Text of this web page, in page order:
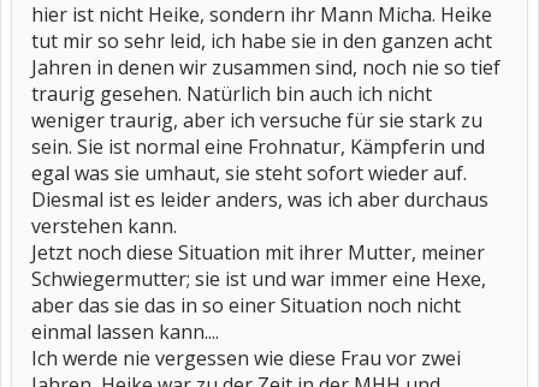
hier ist nicht Heike, sondern ihr Mann Micha. Heike
tut mir so sehr leid, ich habe sie in den ganzen acht
Jahren in denen wir zusammen sind, noch nie so tief
traurig gesehen. Natürlich bin auch ich nicht
weniger traurig, aber ich versuche für sie stark zu
sein. Sie ist normal eine Frohnatur, Kämpferin und
egal was sie umhaut, sie steht sofort wieder auf.
Diesmal ist es leider anders, was ich aber durchaus
verstehen kann.
Jetzt noch diese Situation mit ihrer Mutter, meiner
Schwiegermutter; sie ist und war immer eine Hexe,
aber das sie das in so einer Situation noch nicht
einmal lassen kann....
Ich werde nie vergessen wie diese Frau vor zwei